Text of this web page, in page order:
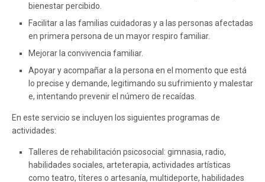
bienestar percibido.
Facilitar a las familias cuidadoras y a las personas afectadas
en primera persona de un mayor respiro familiar.
Mejorar la convivencia familiar.
Apoyar y acompañar a la persona en el momento que está
lo precise y demande, legitimando su sufrimiento y malestar
e, intentando prevenir el número de recaídas.
En este servicio se incluyen los siguientes programas de
actividades:
Talleres de rehabilitación psicosocial: gimnasia, radio,
habilidades sociales, arteterapia, actividades artísticas
como teatro, títeres o artesanía, multideporte, habilidades